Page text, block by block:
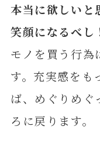
本当に欲しいと
笑顔になるべし
モノを買う行為
す。充実感をも
ば、めぐりめぐ
ろに戻ります。